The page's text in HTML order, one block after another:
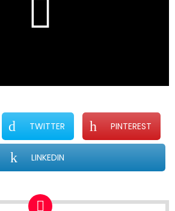
TWITTER PINTEREST
LINKEDIN